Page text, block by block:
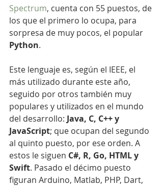
Spectrum, cuenta con 55 puestos, de
los que el primero lo ocupa, para
sorpresa de muy pocos, el popular
Python.
Este lenguaje es, según el IEEE, el
más utilizado durante este año,
seguido por otros también muy
populares y utilizados en el mundo
del desarrollo: Java, C, C++ y
JavaScript; que ocupan del segundo
al quinto puesto, por ese orden. A
estos le siguen C#, R, Go, HTML y
Swift. Pasado el décimo puesto
figuran Arduino, Matlab, PHP, Dart,